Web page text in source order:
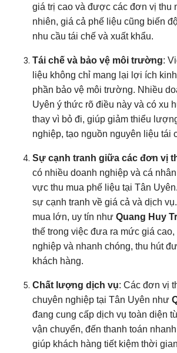
giá trị cao và được các đơn vị thu
nhiên, giá cả phế liệu cũng biến
nhu cầu tái chế và xuất khẩu.
Tái chế và bảo vệ môi trường:
liệu không chỉ mang lại lợi ích
phần bảo vệ môi trường. Nhiều
Uyên ý thức rõ điều này và có xu
thay vì bỏ đi, giúp giảm thiểu
nghiệp, tạo nguồn nguyên liệu tái
Sự cạnh tranh giữa các đơn vị
có nhiều doanh nghiệp và cá
vực thu mua phế liệu tại Tân
sự cạnh tranh về giá cả và dịch
mua lớn, uy tín như Quang Huy
thế trong việc đưa ra mức giá
nghiệp và nhanh chóng, thu hút
khách hàng.
Chất lượng dịch vụ: Các đơn vị
chuyên nghiệp tại Tân Uyên như
đang cung cấp dịch vụ toàn diện
vận chuyển, đến thanh toán
giúp khách hàng tiết kiệm thời